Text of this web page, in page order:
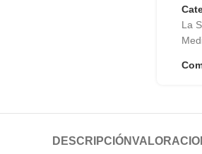
La
DESCRIPCIÓN